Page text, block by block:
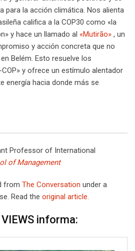
para la acción climática. Nos alienta
califica a la COP30 como «la
y hace un llamado al «Mutirão» , un
y acción concreta que no
Belém. Esto resuelve los
y ofrece un estímulo alentador
energía hacia donde más se
Professor of International
of Management
from The Conversation under a
Read the original article.
informa: